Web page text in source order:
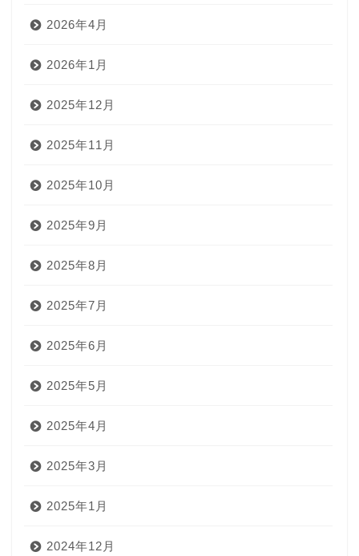
2026年4月
2026年1月
2025年12月
2025年11月
2025年10月
2025年9月
2025年8月
2025年7月
2025年6月
2025年5月
2025年4月
2025年3月
2025年1月
2024年12月